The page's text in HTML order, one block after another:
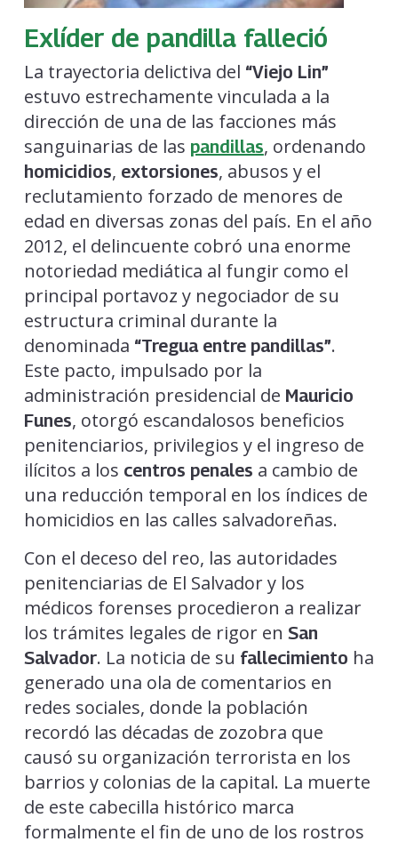
Exlíder de pandilla falleció
La trayectoria delictiva del “Viejo Lin”
estuvo estrechamente vinculada a la
dirección de una de las facciones más
sanguinarias de las pandillas, ordenando
homicidios, extorsiones, abusos y el
reclutamiento forzado de menores de
edad en diversas zonas del país. En el año
2012, el delincuente cobró una enorme
notoriedad mediática al fungir como el
principal portavoz y negociador de su
estructura criminal durante la
denominada “Tregua entre pandillas”.
Este pacto, impulsado por la
administración presidencial de Mauricio
Funes, otorgó escandalosos beneficios
penitenciarios, privilegios y el ingreso de
ilícitos a los centros penales a cambio de
una reducción temporal en los índices de
homicidios en las calles salvadoreñas.
Con el deceso del reo, las autoridades
penitenciarias de El Salvador y los
médicos forenses procedieron a realizar
los trámites legales de rigor en San
Salvador. La noticia de su fallecimiento ha
generado una ola de comentarios en
redes sociales, donde la población
recordó las décadas de zozobra que
causó su organización terrorista en los
barrios y colonias de la capital. La muerte
de este cabecilla histórico marca
formalmente el fin de uno de los rostros